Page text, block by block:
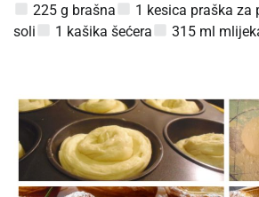
225 g brašna
1 kesica praška za
soli
1 kašika šećera 315 ml